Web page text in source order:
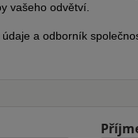
vašeho odvětví.
a odborník